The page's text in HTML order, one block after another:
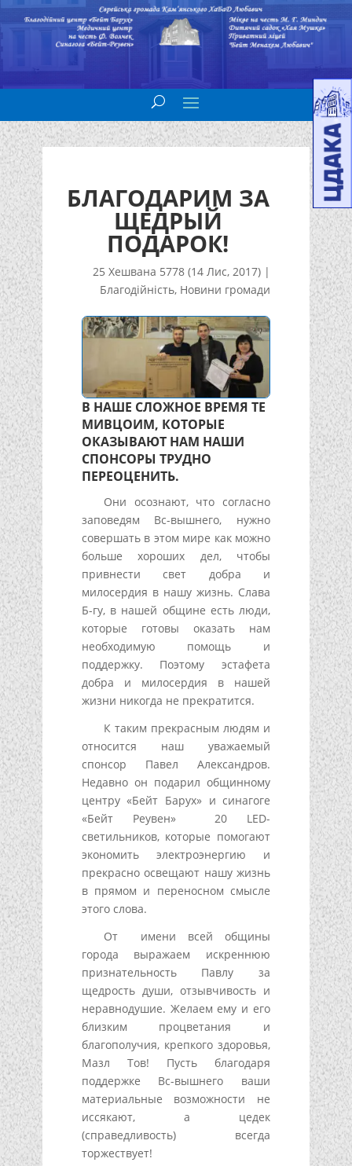
БЛАГОДАРИМ ЗА
ЩЕДРЫЙ
ПОДАРОК!
25 Хешвана 5778 (14 Лис, 2017) |
Благодійність, Новини громади
В НАШЕ СЛОЖНОЕ ВРЕМЯ ТЕ
МИВЦОИМ, КОТОРЫЕ
ОКАЗЫВАЮТ НАМ НАШИ
СПОНСОРЫ ТРУДНО
ПЕРЕОЦЕНИТЬ.
Они осознают, что согласно
заповедям Вс-вышнего, нужно
совершать в этом мире как можно
больше хороших дел, чтобы
привнести свет добра и
милосердия в нашу жизнь. Слава
Б-гу, в нашей общине есть люди,
которые готовы оказать нам
необходимую помощь и
поддержку. Поэтому эстафета
добра и милосердия в нашей
жизни никогда не прекратится.
К таким прекрасным людям и
относится наш уважаемый
спонсор Павел Александров.
Недавно он подарил общинному
центру «Бейт Барух» и синагоге
«Бейт Реувен» 20 LED-
светильников, которые помогают
экономить электроэнергию и
прекрасно освещают нашу жизнь
в прямом и переносном смысле
этого слова.
От имени всей общины
города выражаем искреннюю
признательность Павлу за
щедрость души, отзывчивость и
неравнодушие. Желаем ему и его
близким процветания и
благополучия, крепкого здоровья,
Мазл Тов! Пусть благодаря
поддержке Вс-вышнего ваши
материальные возможности не
иссякают, а цедек
(справедливость) всегда
торжествует!